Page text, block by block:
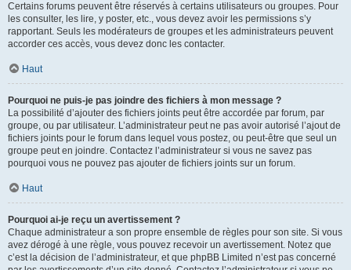
Certains forums peuvent être réservés à certains utilisateurs ou groupes. Pour
les consulter, les lire, y poster, etc., vous devez avoir les permissions s’y
rapportant. Seuls les modérateurs de groupes et les administrateurs peuvent
accorder ces accès, vous devez donc les contacter.
Haut
Pourquoi ne puis-je pas joindre des fichiers à mon message ?
La possibilité d’ajouter des fichiers joints peut être accordée par forum, par
groupe, ou par utilisateur. L’administrateur peut ne pas avoir autorisé l’ajout de
fichiers joints pour le forum dans lequel vous postez, ou peut-être que seul un
groupe peut en joindre. Contactez l’administrateur si vous ne savez pas
pourquoi vous ne pouvez pas ajouter de fichiers joints sur un forum.
Haut
Pourquoi ai-je reçu un avertissement ?
Chaque administrateur a son propre ensemble de règles pour son site. Si vous
avez dérogé à une règle, vous pouvez recevoir un avertissement. Notez que
c’est la décision de l’administrateur, et que phpBB Limited n’est pas concerné